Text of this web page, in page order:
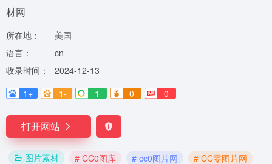
材网
所在地：
美国
语言：
cn
收录时间：
2024-12-13
1+
1- 1 0 0
打开网站
图片素材 # CC0图库 # cc0图片网
# CC零图片网